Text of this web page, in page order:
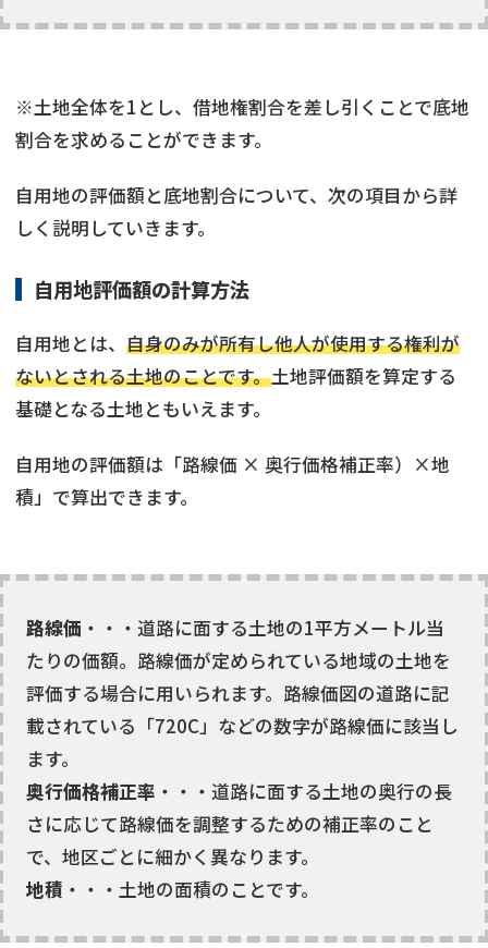
※土地全体を1とし、借地権割合を差し引くことで底地
割合を求めることができます。
自用地の評価額と底地割合について、次の項目から詳
しく説明していきます。
自用地評価額の計算方法
自用地とは、 自身のみが所有し他人が使用する権利が
ないとされる土地のことです。土地評価額を算定する
基礎となる土地ともいえます。
自用地の評価額は「路線価 × 奥行価格補正率）×地
積」で算出できます。
路線価 ・・・道路に面する土地の1平方メートル当
たりの価額。路線価が定められている地域の土地を
評価する場合に用いられます。路線価図の道路に記
載されている「720C」などの数字が路線価に該当し
ます。
奥行価格補正率 ・・・道路に面する土地の奥行の長
さに応じて路線価を調整するための補正率のこと
で、地区ごとに細かく異なります。
地積 ・・・土地の面積のことです。